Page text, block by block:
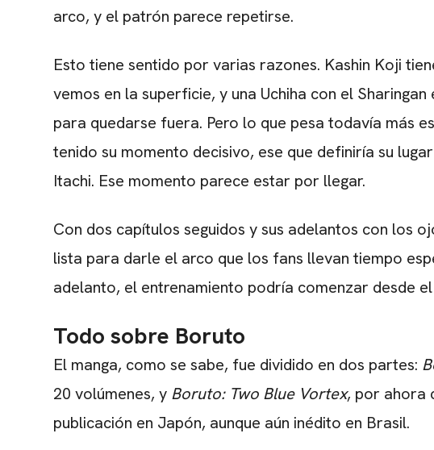
arco, y el patrón parece repetirse.
Esto tiene sentido por varias razones. Kashin Koji
vemos en la superficie, y una Uchiha con el
para quedarse fuera. Pero lo que pesa todavía más
tenido su momento decisivo, ese que definiría su
Itachi. Ese momento parece estar por llegar.
Con dos capítulos seguidos y sus adelantos con los
lista para darle el arco que los fans llevan tiempo
adelanto, el entrenamiento podría comenzar desde
Todo sobre Boruto
El manga, como se sabe, fue dividido en dos partes:
20 volúmenes, y Boruto: Two Blue Vortex, por ahora
publicación en Japón, aunque aún inédito en Brasil.